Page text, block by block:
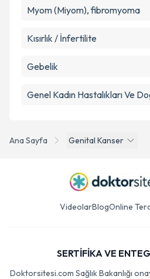
Ana Sayfa Genital Kanser
Myom (Miyom), fibromyoma
Kısırlık / İnfertilite
Gebelik
Genel Kadın Hastalıkları Ve
VideolarBlogOnline
SERTİFİKA VE
Doktorsitesi.com Sağlık Bakanlığı